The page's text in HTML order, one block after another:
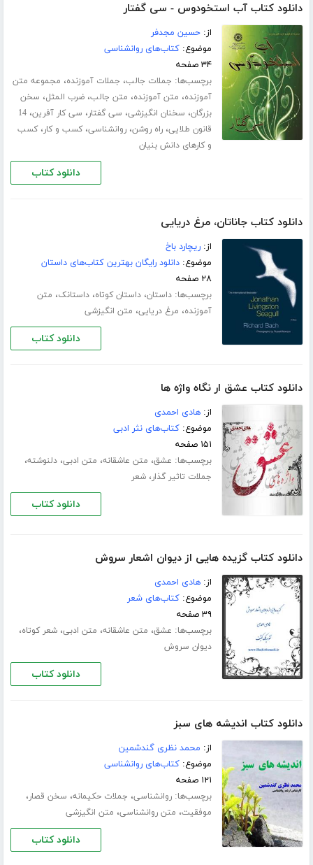
دانلود کتاب آب استخودوس - سی گفتار
از:حسین مجدفر
موضوع:کتاب‌های روانشناسی
۳۴ صفحه
برچسب‌ها: جملات جالب، جملات آموزنده، مجموعه متن
آموزنده، متن آموزنده، متن جالب،ضرب المثل، سخن
بزرگان، سخنان انگیزشی، سی گفتار، سی کار آفرین،14
قانون طلایی،راه روشن،روانشناسی،کسب و کار،کسب
و کارهای دانش بنیان
دانلود کتاب
دانلود کتاب جاناتان، مرغ دریایی
از:ریچارد باخ
موضوع:دانلود رایگان بهترین کتاب‌های داستان
۲۸ صفحه
برچسب‌ها:داستان،داستان کوتاه،داستانک، متن
آموزنده، مرغ دریایی، متن انگیزشی
دانلود کتاب
دانلود کتاب عشق ار نگاه واژه ها
از:هادی احمدی
موضوع:کتاب‌های نثر ادبی
۱۵۱ صفحه
برچسب‌ها: عشق، متن عاشقانه، متن ادبی،دلنوشته،
جملات تاثیر گذار،شعر
دانلود کتاب
دانلود کتاب گزیده هایی از دیوان اشعار سروش
از:هادی احمدی
موضوع:کتاب‌های شعر
۳۹ صفحه
برچسب‌ها: عشق، متن عاشقانه، متن ادبی،شعر کوتاه،
دیوان سروش
دانلود کتاب
دانلود کتاب اندیشه های سبز
از: محمد نظری گندشمین
موضوع:کتاب‌های روانشناسی
۱۲۱ صفحه
برچسب‌ها:روانشناسی، جملات حکیمانه، سخن قصار،
موفقیت، متن روانشناسی، متن انگیزشی
دانلود کتاب